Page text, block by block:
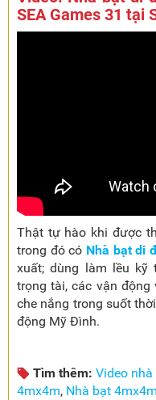
SEA Games 31 tại
Thật tự hào khi được
trong đó có Nhà bạt di
xuất; dùng làm lều kỹ
trọng tài, các vận động
che nắng trong suốt
động Mỹ Đình.
Tìm thêm: Video nhà
4mx4m, Nhà bạt